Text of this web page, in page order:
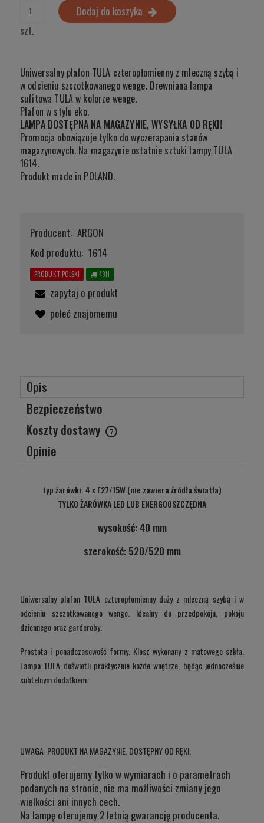
szt.
Dodaj do koszyka
Uniwersalny plafon TULA czteropłomienny z mleczną szybą i
w odcieniu szczotkowanego wenge. Drewniana lampa
sufitowa TULA w kolorze wenge.
Plafon w stylu eko.
LAMPA DOSTĘPNA NA MAGAZYNIE, WYSYŁKA OD RĘKI!
Promocja obowiązuje tylko do wyczerapania stanów
magazynowych. Na magazynie ostatnie sztuki lampy TULA
1614.
Produkt made in POLAND.
Producent: ARGON
Kod produktu: 1614
PRODUKT POLSKI 48H
zapytaj o produkt
poleć znajomemu
Opis
Bezpieczeństwo
Koszty dostawy
Cena nie zawiera ewentualnych kosztów płatności
Opinie
typ żarówki: 4 x E27/15W (nie zawiera źródła światła)
TYLKO ŻARÓWKA LED LUB ENERGOOSZCZĘDNA
wysokość: 40 mm
szerokość: 520/520 mm
Uniwersalny plafon TULA czteropłomienny duży z mleczną szybą i w
odcieniu szczotkowanego wenge. Idealny do przedpokoju, pokoju
dziennego oraz garderoby.
Prostota i ponadczasowość formy. Klosz wykonany z matowego szkła.
Lampa TULA doświetli praktycznie każde wnętrze, będąc jednocześnie
subtelnym dodatkiem.
UWAGA: PRODUKT NA MAGAZYNIE. DOSTĘPNY OD RĘKI.
Produkt oferujemy tylko w wymiarach i o parametrach
podanych na stronie, nie ma możliwości zmiany jego
wielkości ani innych cech.
Na lampę oferujemy 2 letnią gwarancję producenta.